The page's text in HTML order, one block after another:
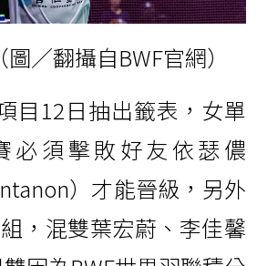
／翻攝自BWF官網）
目12日抽出籤表，女單
必須擊敗好友依瑟儂
）才能晉級，另外
，混雙葉宏蔚、李佳馨